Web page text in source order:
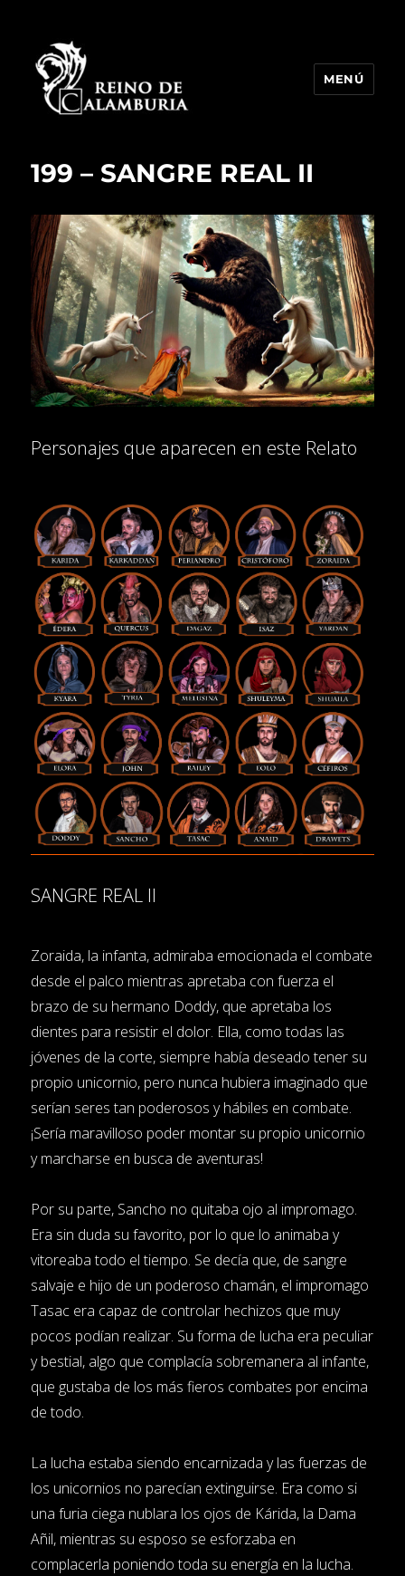
MENÚ
199 – SANGRE REAL II
Personajes que aparecen en este Relato
SANGRE REAL II
Zoraida, la infanta, admiraba emocionada el combate
desde el palco mientras apretaba con fuerza el
brazo de su hermano Doddy, que apretaba los
dientes para resistir el dolor. Ella, como todas las
jóvenes de la corte, siempre había deseado tener su
propio unicornio, pero nunca hubiera imaginado que
serían seres tan poderosos y hábiles en combate.
¡Sería maravilloso poder montar su propio unicornio
y marcharse en busca de aventuras!
Por su parte, Sancho no quitaba ojo al impromago.
Era sin duda su favorito, por lo que lo animaba y
vitoreaba todo el tiempo. Se decía que, de sangre
salvaje e hijo de un poderoso chamán, el impromago
Tasac era capaz de controlar hechizos que muy
pocos podían realizar. Su forma de lucha era peculiar
y bestial, algo que complacía sobremanera al infante,
que gustaba de los más fieros combates por encima
de todo.
La lucha estaba siendo encarnizada y las fuerzas de
los unicornios no parecían extinguirse. Era como si
una furia ciega nublara los ojos de Kárida, la Dama
Añil, mientras su esposo se esforzaba en
complacerla poniendo toda su energía en la lucha.